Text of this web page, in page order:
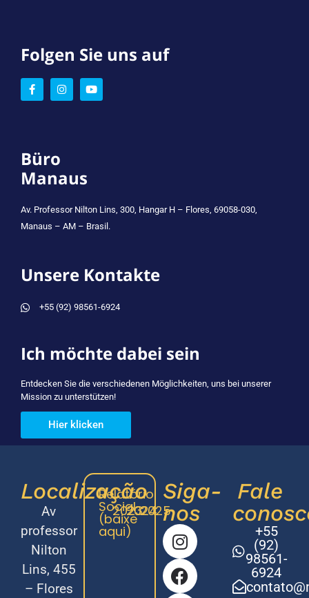
Folgen Sie uns auf
Büro
Manaus
Av. Professor Nilton Lins, 300, Hangar H – Flores, 69058-030,
Manaus – AM – Brasil.
Unsere Kontakte
+55 (92) 98561-6924
Ich möchte dabei sein
Entdecken Sie die verschiedenen Möglichkeiten, uns bei unserer
Mission zu unterstützen!
Hier klicken
Localização
Av
professor
Nilton
Lins, 455
– Flores
Relatório
Social
(baixe
aqui)
20232024
2025
Siga-
nos
Fale
+55
(92)
98561-
6924